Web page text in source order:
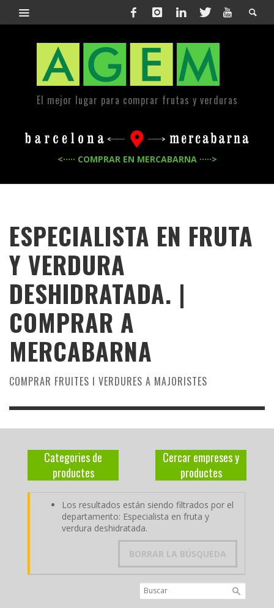
El mejor lugar para comprar frutas y verduras
<····· COMPRAR EN MERCABARNA ·····>
ESPECIALISTA EN FRUTA
Y VERDURA
DESHIDRATADA. |
COMPRAR A
MERCABARNA
COMPRAR FRUITES I VERDURES A MAJORISTES
Categories de
productes
Cercar empreses y
productes
Los resultados están siendo filtrados por el
departamento: Especialista en fruta y
verdura deshidratada.
BORRAR LA BÚSQUEDA